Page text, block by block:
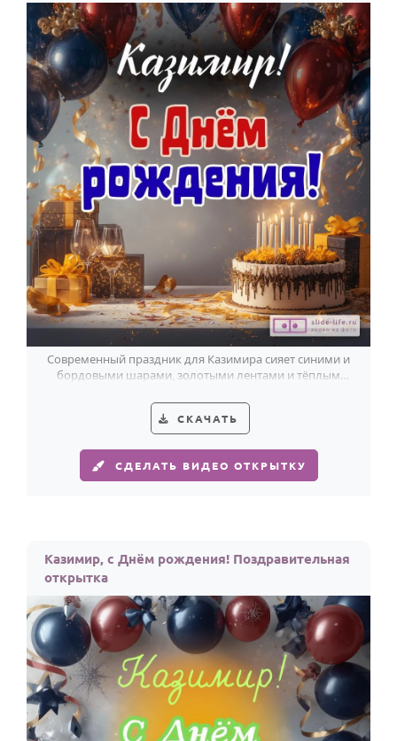
Современный праздник для Казимира сияет синими и
бордовыми шарами, золотыми лентами и тёплым
СКАЧАТЬ
СДЕЛАТЬ ВИДЕО ОТКРЫТКУ
Казимир, с Днём рождения! Поздравительная
открытка